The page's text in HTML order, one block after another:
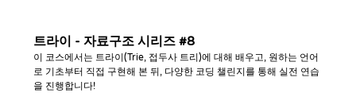
트라이 - 자료구조 시리즈 #8
이 코스에서는 트라이(Trie, 접두사 트리)에 대해 배우고, 원하는 언어
로 기초부터 직접 구현해 본 뒤, 다양한 코딩 챌린지를 통해 실전 연습
을 진행합니다!